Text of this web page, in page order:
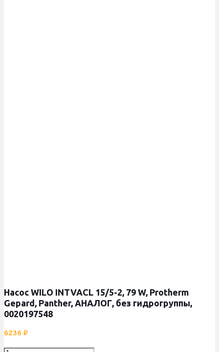
Насос WILO INTVACL 15/5-2, 79 W, Protherm
Gepard, Panther, АНАЛОГ, без гидрогруппы,
0020197548
6236 ₽